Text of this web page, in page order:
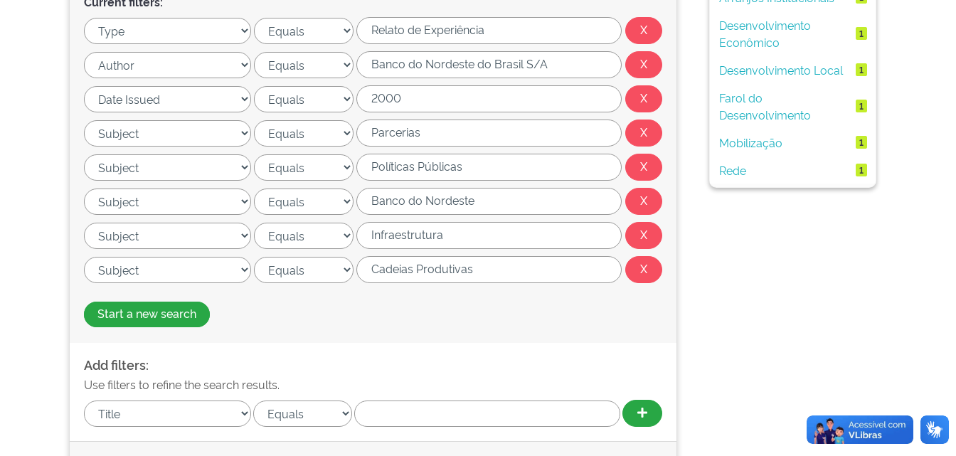
Start a new search
Add filters:
Use filters to refine the search results.
Desenvolvimento
Econômico
1
Desenvolvimento Local 1
Farol do
Desenvolvimento
1
Mobilização 1
Rede 1